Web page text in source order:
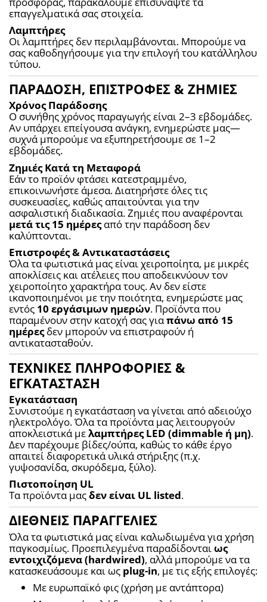
επαγγελματικά σας στοιχεία.
Λαμπτήρες
Οι λαμπτήρες δεν περιλαμβάνονται. Μπορούμε να
σας καθοδηγήσουμε για την επιλογή του κατάλληλου
τύπου.
ΠΑΡΑΔΟΣΗ, ΕΠΙΣΤΡΟΦΕΣ & ΖΗΜΙΕΣ
Χρόνος Παράδοσης
Ο συνήθης χρόνος παραγωγής είναι 2–3 εβδομάδες.
Αν υπάρχει επείγουσα ανάγκη, ενημερώστε μας—
συχνά μπορούμε να εξυπηρετήσουμε σε 1–2
εβδομάδες.
Ζημιές Κατά τη Μεταφορά
Εάν το προϊόν φτάσει κατεστραμμένο,
επικοινωνήστε άμεσα. Διατηρήστε όλες τις
συσκευασίες, καθώς απαιτούνται για την
μετά τις 15 ημέρες από την παράδοση δεν
καλύπτονται.
Επιστροφές & Αντικαταστάσεις
Όλα τα φωτιστικά μας είναι χειροποίητα, με μικρές
αποκλίσεις και ατέλειες που αποδεικνύουν τον
χειροποίητο χαρακτήρα τους. Αν δεν είστε
ικανοποιημένοι με την ποιότητα, ενημερώστε μας
εντός 10 εργάσιμων ημερών. Προϊόντα που
παραμένουν στην κατοχή σας για πάνω από 15
ημέρες δεν μπορούν να επιστραφούν ή
αντικατασταθούν.
ΤΕΧΝΙΚΕΣ ΠΛΗΡΟΦΟΡΙΕΣ &
ΕΓΚΑΤΑΣΤΑΣΗ
Εγκατάσταση
Συνιστούμε η εγκατάσταση να γίνεται από αδειούχο
ηλεκτρολόγο. Όλα τα προϊόντα μας λειτουργούν
αποκλειστικά με λαμπτήρες LED (dimmable ή μη).
Δεν παρέχουμε βίδες/ούπα, καθώς το κάθε έργο
απαιτεί διαφορετικά υλικά στήριξης (π.χ.
γυψοσανίδα, σκυρόδεμα, ξύλο).
Πιστοποίηση UL
Τα προϊόντα μας δεν είναι UL listed.
ΔΙΕΘΝΕΙΣ ΠΑΡΑΓΓΕΛΙΕΣ
Όλα τα φωτιστικά μας είναι καλωδιωμένα για χρήση
παγκοσμίως. Προεπιλεγμένα παραδίδονται ως
εντοιχιζόμενα (hardwired), αλλά μπορούμε να τα
κατασκευάσουμε και ως plug-in, με τις εξής επιλογές:
Με ευρωπαϊκό φις (χρήση με αντάπτορα)